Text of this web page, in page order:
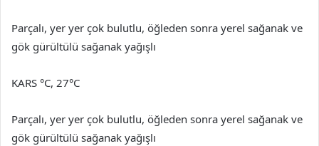
Parçalı, yer yer çok bulutlu, öğleden sonra yerel sağanak ve
gök gürültülü sağanak yağışlı
KARS °C, 27°C
Parçalı, yer yer çok bulutlu, öğleden sonra yerel sağanak ve
gök gürültülü sağanak yağışlı